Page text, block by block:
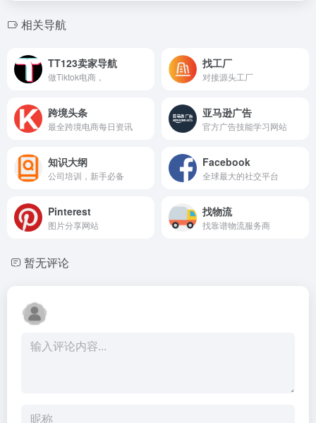
相关导航
TT123卖家导航
做Tiktok电商，
找工厂
对接源头工厂
跨境头条
最全跨境电商每日资讯
亚马逊广告
官方广告技能学习网站
知识大纲
公司培训，新手必备
Facebook
全球最大的社交平台
Pinterest
图片分享网站
找物流
找靠谱物流服务商
暂无评论